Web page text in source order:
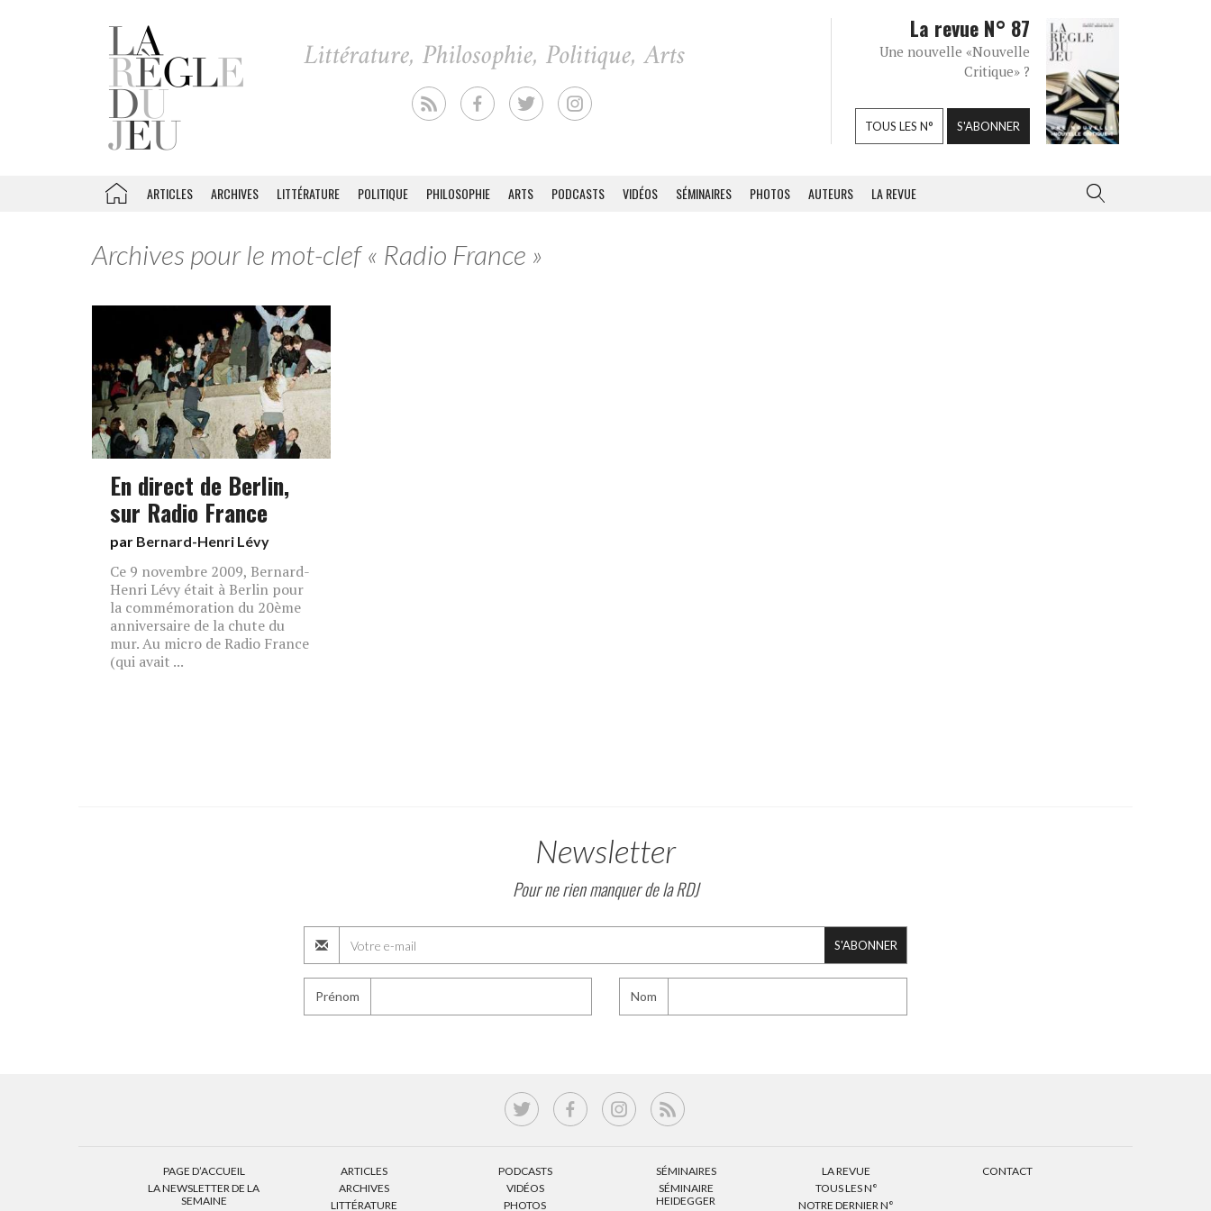
La revue N° 87
Une nouvelle «Nouvelle
Critique» ?
TOUS LES N° S'ABONNER
ARTICLES ARCHIVES LITTÉRATURE POLITIQUE PHILOSOPHIE ARTS PODCASTS VIDÉOS SÉMINAIRES PHOTOS AUTEURS LA REVUE
Archives pour le mot-clef « Radio France »
En direct de Berlin,
sur Radio France
par Bernard-Henri Lévy
Ce 9 novembre 2009, Bernard-
Henri Lévy était à Berlin pour
la commémoration du 20ème
anniversaire de la chute du
mur. Au micro de Radio France
(qui avait ...
Newsletter
Pour ne rien manquer de la RDJ
S'ABONNER
Prénom Nom
PAGE D’ACCUEIL
LA NEWSLETTER DE LA
SEMAINE
ARTICLES
ARCHIVES
LITTÉRATURE
PODCASTS
VIDÉOS
PHOTOS
SÉMINAIRES
SÉMINAIRE
HEIDEGGER
LA REVUE
TOUS LES N°
NOTRE DERNIER N°
CONTACT